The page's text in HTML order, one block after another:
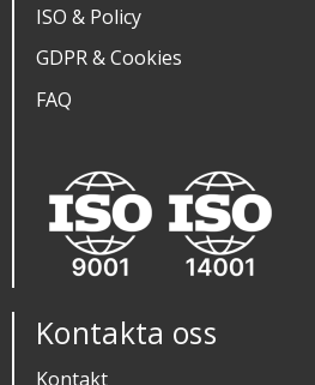
ISO & Policy
GDPR & Cookies
FAQ
Kontakta oss
Kontakt